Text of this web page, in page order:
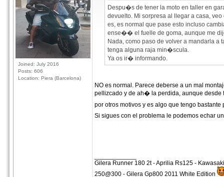
Joined: July 2016
Posts: 606
Location: Piera (Barcelona)
Despu�s de tener la moto en taller en
devuelto. Mi sorpresa al llegar a casa,
es, es normal que pase esto incluso
ense�� el fuelle de goma, aunque me
Nada, como paso de volver a mandarla
tenga alguna raja min�scula.
Ya os ir� informando.
NO es normal. Parece deberse a un mal
pellizcado y de ah� la perdida, aunque desde
por otros motivos y es algo que tengo
Si sigues con el problema le podemos echar
Gilera Runner 180 2t - Aprilia Rs125 -
250@300 - Gilera Gp800 2011 White Edition